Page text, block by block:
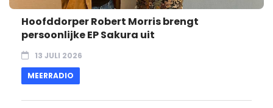
Hoofddorper Robert Morris brengt
persoonlijke EP Sakura uit
13 JULI 2026
MEERRADIO